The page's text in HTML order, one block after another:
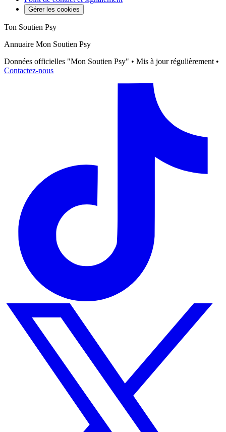
Gérer les cookies
Ton Soutien Psy
Annuaire Mon Soutien Psy
Données officielles "Mon Soutien Psy" • Mis à jour régulièrement •
Contactez-nous